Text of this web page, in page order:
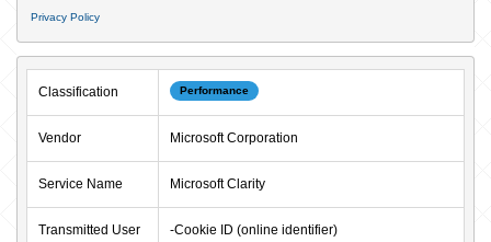
Privacy Policy
Classification Performance
Vendor Microsoft Corporation
Service Name Microsoft Clarity
Transmitted User
-Cookie ID (online identifier)